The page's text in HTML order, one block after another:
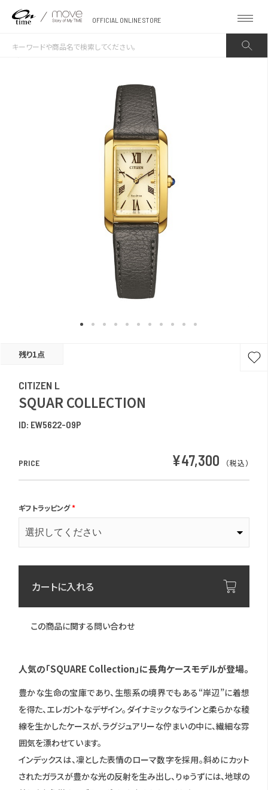
OFFICIAL ONLINE STORE
残り1点
CITIZEN L
SQUAR COLLECTION
ID: EW5622-09P
PRICE ¥47,300 （税込）
ギフトラッピング*
カートに入れる
この商品に関する問い合わせ
人気の「SQUARE Collection」に長角ケースモデルが登場。
豊かな生命の宝庫であり、生態系の境界でもある“岸辺”に着想
を得た、エレガントなデザイン。ダイナミックなラインと柔らかな稜
線を生かしたケースが、ラグジュアリーな佇まいの中に、繊細な雰
囲気を漂わせています。
インデックスは、凜とした表情のローマ数字を採用。斜めにカット
されたガラスが豊かな光の反射を生み出し、りゅうずには、地球の